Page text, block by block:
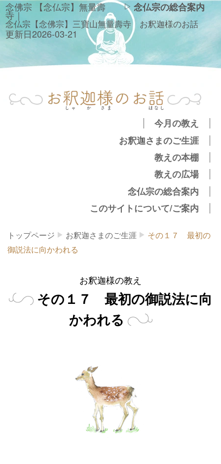
念佛宗 【念仏宗】無量壽
寺｜
念仏宗【念佛宗】三寶山無量壽寺　お釈迦様のお話
更新日2026-03-21
念仏宗の総合案内
今月の教え
お釈迦さまのご生涯
教えの本棚
教えの広場
念仏宗の総合案内
このサイトについて/ご案内
トップページ お釈迦さまのご生涯
その１７ 最初の
御説法に向かわれる
お釈迦様の教え
その１７ 最初の御説法に向
かわれる